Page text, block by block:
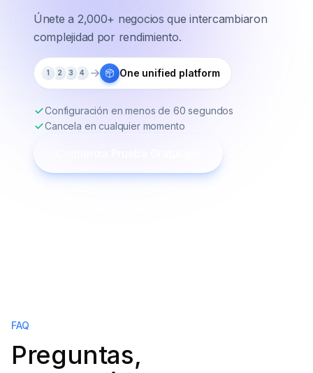
Únete a 2,000+ negocios que intercambiaron
complejidad por rendimiento.
1 2 3 4 One unified platform
Configuración en menos de 60 segundos
Cancela en cualquier momento
FAQ
Preguntas,